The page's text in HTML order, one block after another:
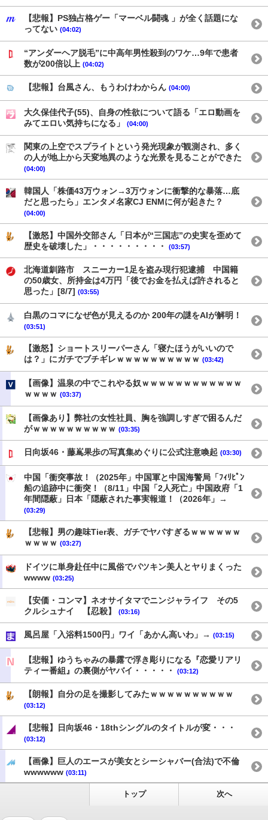
【悲報】PS独占格ゲー「マーベル闘魂 」が全く話題にな
ってない (04:02)
“アンダーヘア脱毛”に中高年男性殺到のワケ…9年で患者
数が200倍以上 (04:02)
【悲報】台風さん、もうわけわからん (04:00)
大久保佳代子(55)、自身の性欲について語る「エロ動画を
みてエロい気持ちになる」
(04:00)
関東の上空でスプライトという発光現象が観測され、多く
の人が地上から天変地異のような光景を見ることができた
(04:00)
韓国人「株価43万ウォン→3万ウォンに衝撃的な暴落…底
だと思ったら」エンタメ名家CJ ENMに何が起きた？
(04:00)
【激怒】中国外交部さん「日本が“三国志”の史実を歪めて
歴史を破壊した」・・・・・・・・・
(03:57)
北海道釧路市 スニーカー1足を盗み現行犯逮捕 中国籍
の50歳女、所持金は4万円「後でお金を払えば許されると
思った」[8/7] (03:55)
白黒のコマになぜ色が見えるのか 200年の謎をAIが解明！
(03:51)
【激怒】ショートスリーパーさん「寝たほうがいいので
は？」にガチでブチギレｗｗｗｗｗｗｗｗｗｗ (03:42)
【画像】温泉の中でこれやる奴ｗｗｗｗｗｗｗｗｗｗｗｗ
ｗｗｗｗ (03:37)
【画像あり】弊社の女性社員、胸を強調しすぎで困るんだ
がｗｗｗｗｗｗｗｗｗｗ (03:35)
日向坂46・藤嶌果歩の写真集めぐりに公式注意喚起 (03:30)
中国「衝突事故！（2025年」中国軍と中国海警局「ﾌｨﾘﾋﾟﾝ
船の追跡中に衝突！（8/11」中国「2人死亡」中国政府「1
年間隠蔽」日本「隠蔽された事実報道！（2026年」→
(03:29)
【悲報】男の趣味Tier表、ガチでヤバすぎるｗｗｗｗｗｗ
ｗｗｗｗ (03:27)
ドイツに単身赴任中に風俗でパツキン美人とヤりまくった
wwww (03:25)
【安価・コンマ】ネオサイタマでニンジャライフ その5
クルシュナイ 【忍殺】
(03:16)
風呂屋「入浴料1500円」ワイ「あかん高いわ」→ (03:15)
【悲報】ゆうちゃみの暴露で浮き彫りになる『恋愛リアリ
ティー番組』の裏側がヤバイ・・・・・
(03:12)
【朗報】自分の足を撮影してみたｗｗｗｗｗｗｗｗｗｗ
(03:12)
【悲報】日向坂46・18thシングルのタイトルが変・・・
(03:12)
【画像】巨人のエースが美女とシーシャバー(合法)で不倫
wwwwww (03:11)
トップ 次へ